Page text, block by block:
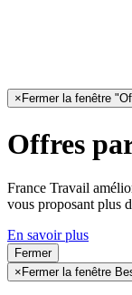
× Fermer la fenêtre
Offres
France Travail
vous proposant plus
En savoir plus
Fermer
× Fermer la fenêtre